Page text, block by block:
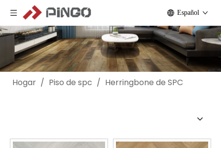
Español
Hogar / Piso de spc / Herringbone de SPC